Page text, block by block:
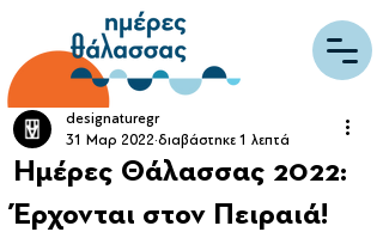
Ημέρες Θάλασσας 2022:
Έρχονται στον Πειραιά!
designaturegr
31 Μαρ 2022 διαβάστηκε 1 λεπτά